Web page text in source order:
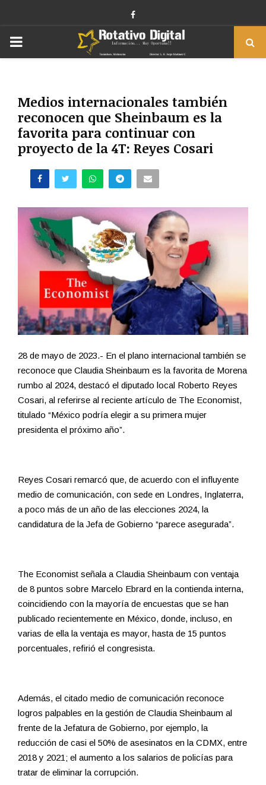
Facebook
PRIMARY
Medios internacionales también
reconocen que Sheinbaum es la
favorita para continuar con
proyecto de la 4T: Reyes Cosari
28 de mayo de 2023.- En el plano internacional también se
reconoce que Claudia Sheinbaum es la favorita de Morena
rumbo al 2024, destacó el diputado local Roberto Reyes
Cosari, al referirse al reciente artículo de The Economist,
titulado “México podría elegir a su primera mujer
presidenta el próximo año”.
Reyes Cosari remarcó que, de acuerdo con el influyente
medio de comunicación, con sede en Londres, Inglaterra,
a poco más de un año de las elecciones 2024, la
candidatura de la Jefa de Gobierno “parece asegurada”.
The Economist señala a Claudia Sheinbaum con ventaja
de 8 puntos sobre Marcelo Ebrard en la contienda interna,
coincidiendo con la mayoría de encuestas que se han
publicado recientemente en México, donde, incluso, en
varias de ella la ventaja es mayor, hasta de 15 puntos
porcentuales, refirió el congresista.
Además, el citado medio de comunicación reconoce
logros palpables en la gestión de Claudia Sheinbaum al
frente de la Jefatura de Gobierno, por ejemplo, la
reducción de casi el 50% de asesinatos en la CDMX, entre
2018 y 2021; el aumento a los salarios de policías para
tratar de eliminar la corrupción.